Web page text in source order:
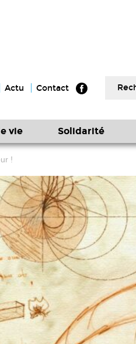
Actu Contact
vie Solidarité
!